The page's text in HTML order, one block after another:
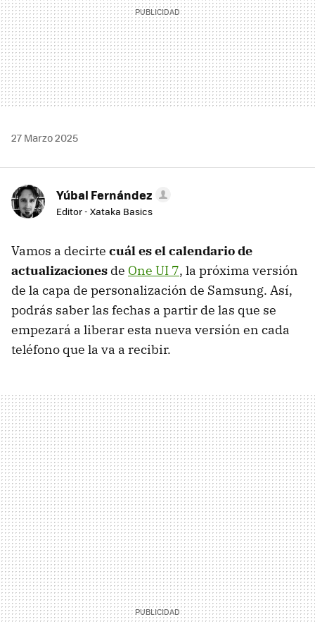
27 Marzo 2025
Yúbal Fernández
Editor - Xataka Basics
Vamos a decirte cuál es el calendario de
actualizaciones de One UI 7, la próxima versión
de la capa de personalización de Samsung. Así,
podrás saber las fechas a partir de las que se
empezará a liberar esta nueva versión en cada
teléfono que la va a recibir.